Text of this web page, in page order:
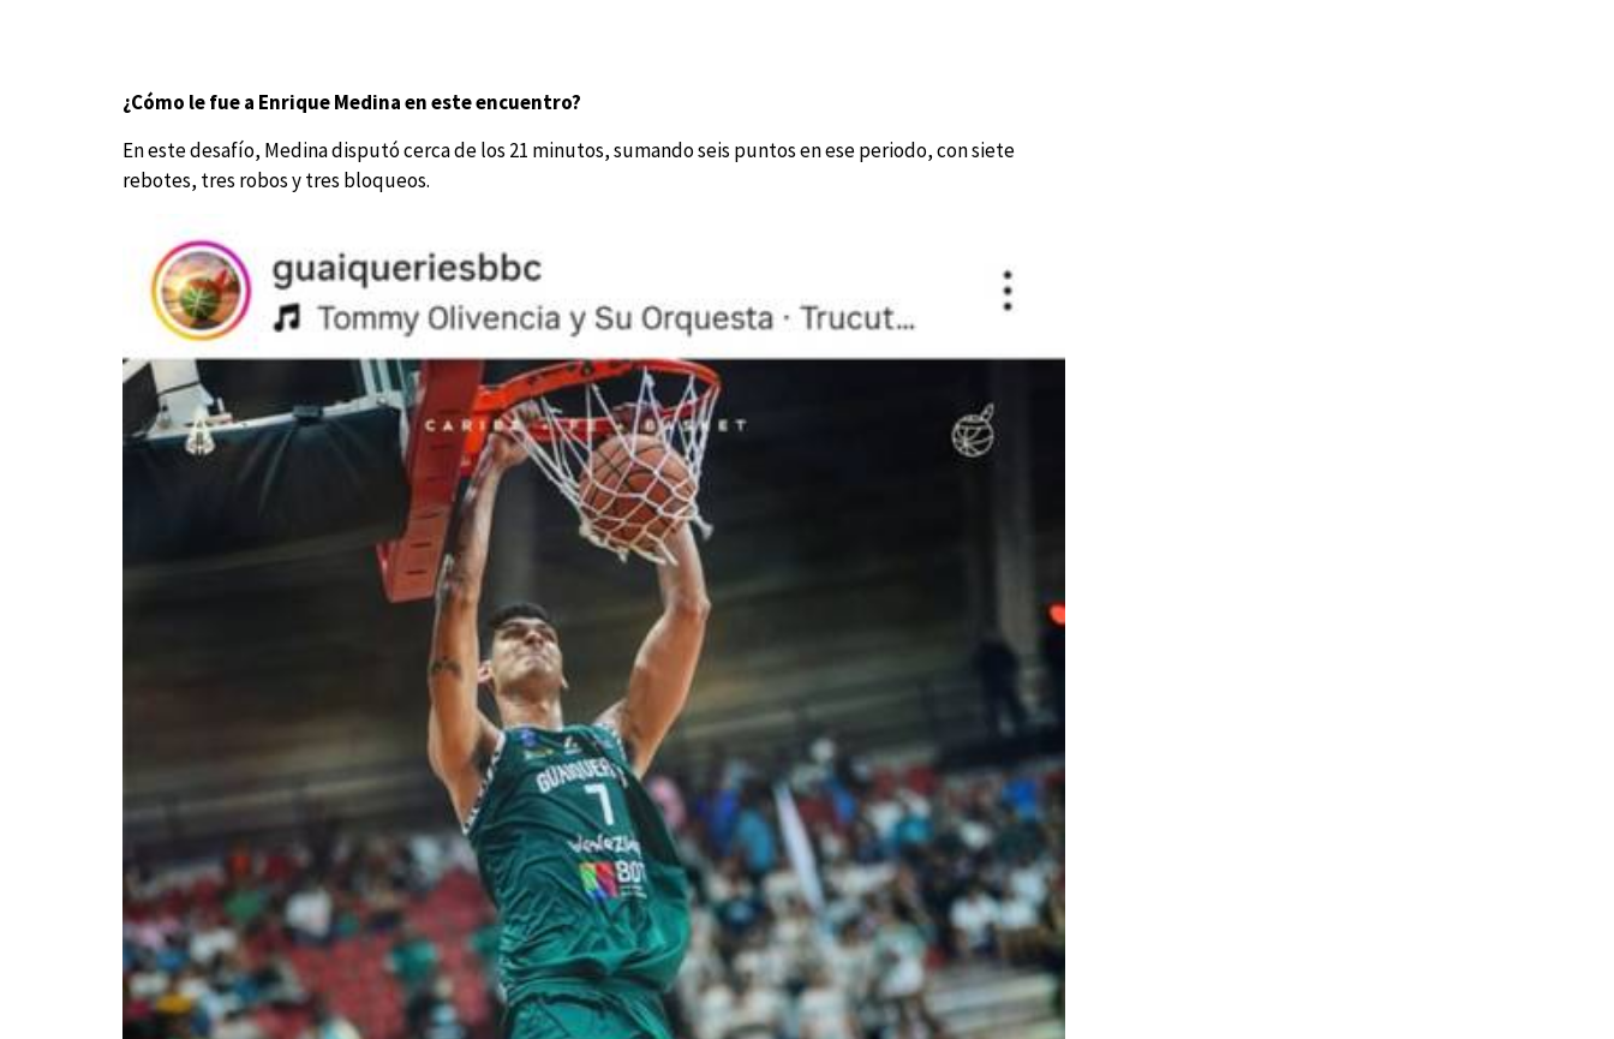
¿Cómo le fue a Enrique Medina en este encuentro?
En este desafío, Medina disputó cerca de los 21 minutos, sumando seis puntos en ese periodo, con siete
rebotes, tres robos y tres bloqueos.